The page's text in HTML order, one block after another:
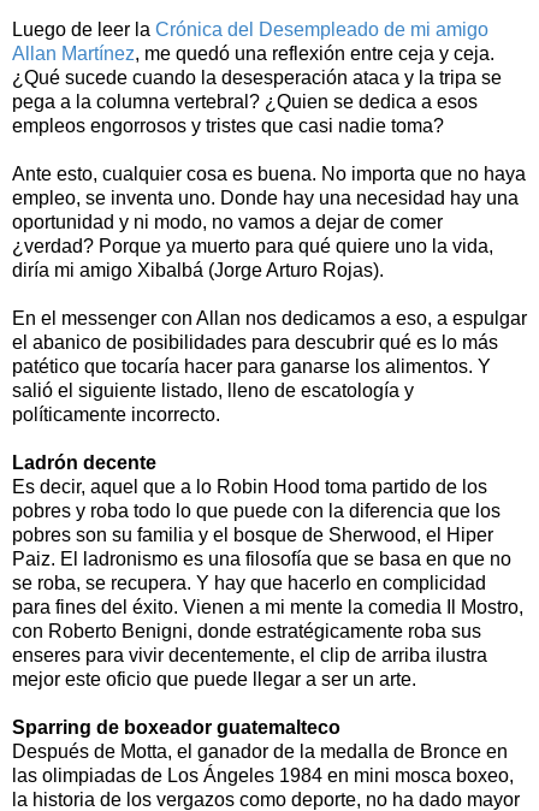
Luego de leer la Crónica del Desempleado de mi amigo
Allan Martínez, me quedó una reflexión entre ceja y ceja.
¿Qué sucede cuando la desesperación ataca y la tripa se
pega a la columna vertebral? ¿Quien se dedica a esos
empleos engorrosos y tristes que casi nadie toma?
Ante esto, cualquier cosa es buena. No importa que no haya
empleo, se inventa uno. Donde hay una necesidad hay una
oportunidad y ni modo, no vamos a dejar de comer
¿verdad? Porque ya muerto para qué quiere uno la vida,
diría mi amigo Xibalbá (Jorge Arturo Rojas).
En el messenger con Allan nos dedicamos a eso, a espulgar
el abanico de posibilidades para descubrir qué es lo más
patético que tocaría hacer para ganarse los alimentos. Y
salió el siguiente listado, lleno de escatología y
políticamente incorrecto.
Ladrón decente
Es decir, aquel que a lo Robin Hood toma partido de los
pobres y roba todo lo que puede con la diferencia que los
pobres son su familia y el bosque de Sherwood, el Hiper
Paiz. El ladronismo es una filosofía que se basa en que no
se roba, se recupera. Y hay que hacerlo en complicidad
para fines del éxito. Vienen a mi mente la comedia Il Mostro,
con Roberto Benigni, donde estratégicamente roba sus
enseres para vivir decentemente, el clip de arriba ilustra
mejor este oficio que puede llegar a ser un arte.
Sparring de boxeador guatemalteco
Después de Motta, el ganador de la medalla de Bronce en
las olimpiadas de Los Ángeles 1984 en mini mosca boxeo,
la historia de los vergazos como deporte, no ha dado mayor